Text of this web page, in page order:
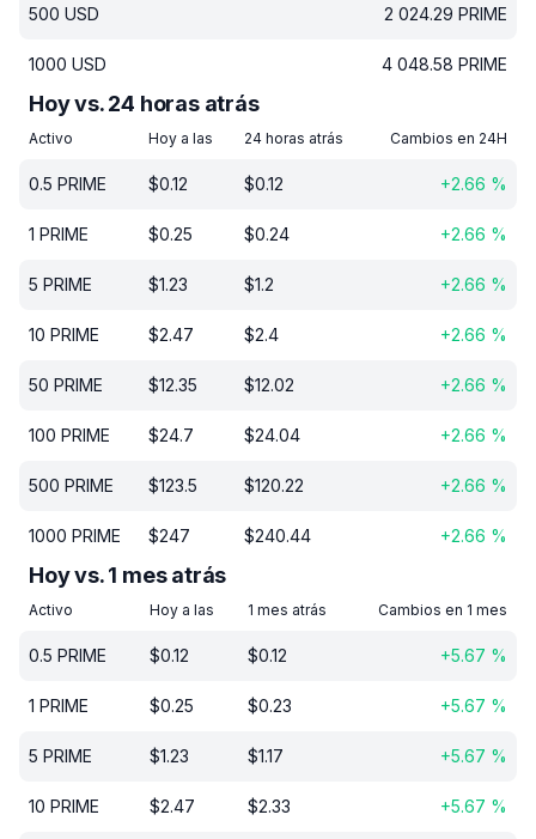
500 USD 2 024.29 PRIME
1000 USD 4 048.58 PRIME
Hoy vs. 24 horas atrás
Activo Hoy a las 24 horas atrás Cambios en 24H
0.5 PRIME $0.12 $0.12 +2.66 %
1 PRIME $0.25 $0.24 +2.66 %
5 PRIME $1.23 $1.2 +2.66 %
10 PRIME $2.47 $2.4 +2.66 %
50 PRIME $12.35 $12.02 +2.66 %
100 PRIME $24.7 $24.04 +2.66 %
500 PRIME $123.5 $120.22 +2.66 %
1000 PRIME $247 $240.44 +2.66 %
Hoy vs. 1 mes atrás
Activo Hoy a las 1 mes atrás Cambios en 1 mes
0.5 PRIME $0.12 $0.12 +5.67 %
1 PRIME $0.25 $0.23 +5.67 %
5 PRIME $1.23 $1.17 +5.67 %
10 PRIME $2.47 $2.33 +5.67 %